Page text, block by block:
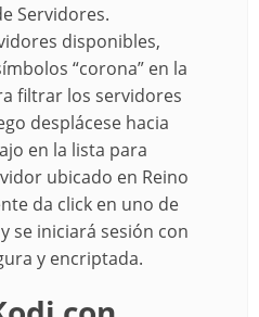
Servidores.
disponibles,
“corona” en la
filtrar los servidores
desplácese hacia
en la lista para
ubicado en Reino
da click en uno de
se iniciará sesión con
y encriptada.